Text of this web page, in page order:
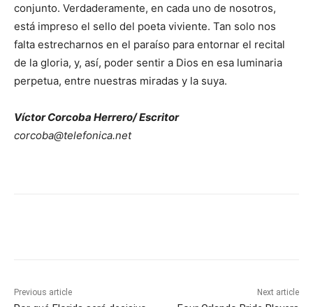
conjunto. Verdaderamente, en cada uno de nosotros,
está impreso el sello del poeta viviente. Tan solo nos
falta estrecharnos en el paraíso para entornar el recital
de la gloria, y, así, poder sentir a Dios en esa luminaria
perpetua, entre nuestras miradas y la suya.
Víctor Corcoba Herrero/ Escritor
corcoba@telefonica.net
Previous article Next article